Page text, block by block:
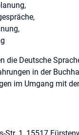
die Deutsche
in der
im Umgang mit